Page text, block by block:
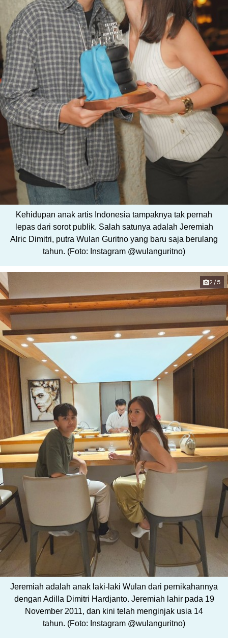
Kehidupan anak artis Indonesia tampaknya tak pernah
lepas dari sorot publik. Salah satunya adalah Jeremiah
Alric Dimitri, putra Wulan Guritno yang baru saja berulang
tahun. (Foto: Instagram @wulanguritno)
2/5
Jeremiah adalah anak laki-laki Wulan dari pernikahannya
dengan Adilla Dimitri Hardjanto. Jeremiah lahir pada 19
November 2011, dan kini telah menginjak usia 14
tahun. (Foto: Instagram @wulanguritno)